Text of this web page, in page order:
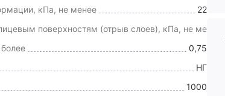
кПа, не менее
22
поверхностям (отрыв слоев), кПа, не менее
0,75
НГ
1000